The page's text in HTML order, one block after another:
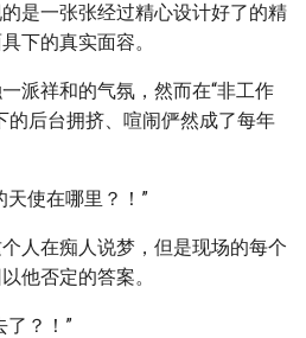
是一张张经过精心设计好了的精
下的真实面容。
派祥和的气氛，然而在“非工作
的后台拥挤、喧闹俨然成了每年
天使在哪里？！”
人在痴人说梦，但是现场的每个
他否定的答案。
了？！”